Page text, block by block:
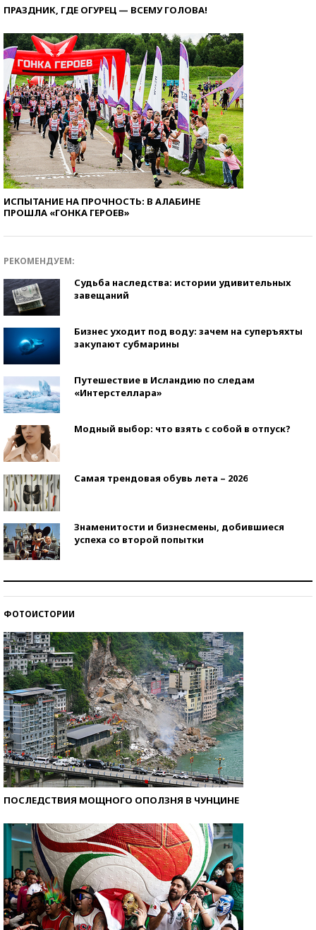
ПРАЗДНИК, ГДЕ ОГУРЕЦ — ВСЕМУ ГОЛОВА!
ИСПЫТАНИЕ НА ПРОЧНОСТЬ: В АЛАБИНЕ
ПРОШЛА «ГОНКА ГЕРОЕВ»
РЕКОМЕНДУЕМ:
Судьба наследства: истории удивительных
завещаний
Бизнес уходит под воду: зачем на суперъяхты
закупают субмарины
Путешествие в Исландию по следам
«Интерстеллара»
Модный выбор: что взять с собой в отпуск?
Самая трендовая обувь лета – 2026
Знаменитости и бизнесмены, добившиеся
успеха со второй попытки
ФОТОИСТОРИИ
ПОСЛЕДСТВИЯ МОЩНОГО ОПОЛЗНЯ В ЧУНЦИНЕ